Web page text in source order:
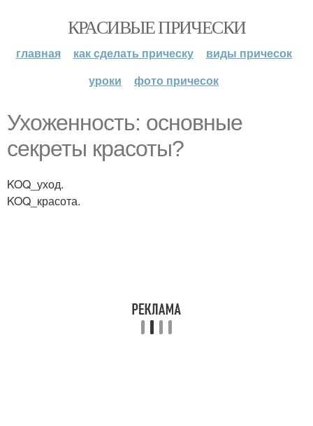
КРАСИВЫЕ ПРИЧЕСКИ
главная как сделать прическу
виды причесок
уроки
фото причесок
Ухоженность: основные
секреты красоты?
KOQ_уход.
KOQ_красота.